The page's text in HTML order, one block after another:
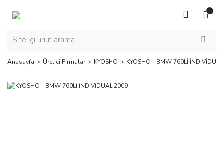
Anasayfa Üretici Firmalar KYOSHO KYOSHO - BMW 760Lİ